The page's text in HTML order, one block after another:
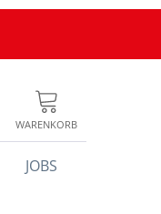
WARENKORB
JOBS